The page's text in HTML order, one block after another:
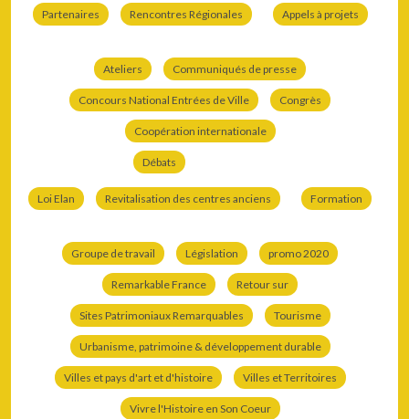
Partenaires Rencontres Régionales Appels à projets
Ateliers Communiqués de presse
Concours National Entrées de Ville Congrès
Coopération internationale
Débats
Loi Elan Revitalisation des centres anciens Formation
Groupe de travail Législation promo 2020
Remarkable France Retour sur
Sites Patrimoniaux Remarquables Tourisme
Urbanisme, patrimoine & développement durable
Villes et pays d'art et d'histoire Villes et Territoires
Vivre l'Histoire en Son Coeur